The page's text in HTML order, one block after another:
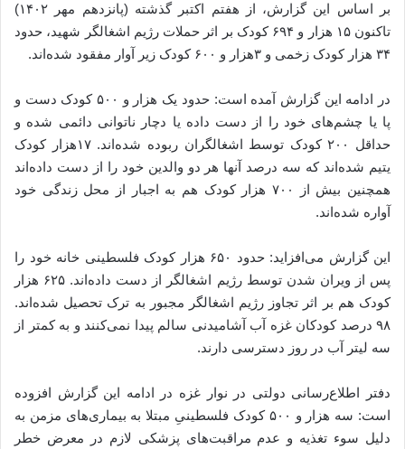
بر اساس این گزارش، از هفتم اکتبر گذشته (پانزدهم مهر ۱۴۰۲)
تاکنون ۱۵ هزار و ۶۹۴ کودک بر اثر حملات رژیم اشغالگر شهید، حدود
۳۴ هزار کودک زخمی و ۳هزار و ۶۰۰ کودک زیر آوار مفقود شده‌اند.
در ادامه این گزارش آمده است: حدود یک هزار و ۵۰۰ کودک دست و
پا یا چشم‌های خود را از دست داده یا دچار ناتوانی دائمی شده‌ و
حداقل ۲۰۰ کودک توسط اشغالگران ربوده شده‌اند. ۱۷هزار کودک
یتیم شده‌اند که سه درصد آنها هر دو والدین خود را از دست داده‌اند
همچنین بیش از ۷۰۰ هزار کودک هم به اجبار از محل زندگی خود
آواره شده‌اند.
این گزارش می‌افزاید: حدود ۶۵۰ هزار کودک فلسطینی خانه خود را
پس از ویران شدن توسط رژیم اشغالگر از دست داده‌اند. ۶۲۵ هزار
کودک هم بر اثر تجاوز رژیم اشغالگر مجبور به ترک تحصیل شده‌اند.
۹۸ درصد کودکان غزه آب آشامیدنی سالم پیدا نمی‌کنند و به کمتر از
سه لیتر آب در روز دسترسی دارند.
دفتر اطلاع‌رسانی دولتی در نوار غزه در ادامه این گزارش افزوده
است: سه هزار و ۵۰۰ کودک فلسطینیِ مبتلا به بیماری‌های مزمن به
دلیل سوء تغذیه و عدم مراقبت‌های پزشکی لازم در معرض خطر